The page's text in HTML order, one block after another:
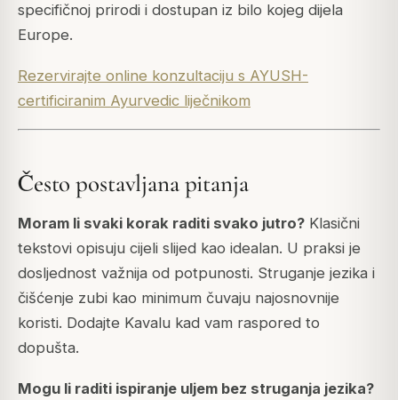
specifičnoj prirodi i dostupan iz bilo kojeg dijela
Europe.
Rezervirajte online konzultaciju s AYUSH-
certificiranim Ayurvedic liječnikom
Često postavljana pitanja
Moram li svaki korak raditi svako jutro? Klasični
tekstovi opisuju cijeli slijed kao idealan. U praksi je
dosljednost važnija od potpunosti. Struganje jezika i
čišćenje zubi kao minimum čuvaju najosnovnije
koristi. Dodajte Kavalu kad vam raspored to
dopušta.
Mogu li raditi ispiranje uljem bez struganja jezika?